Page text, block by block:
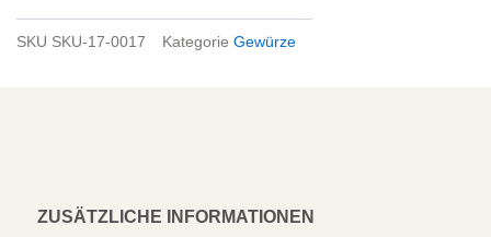
SKU SKU-17-0017 Kategorie Gewürze
ZUSÄTZLICHE INFORMATIONEN